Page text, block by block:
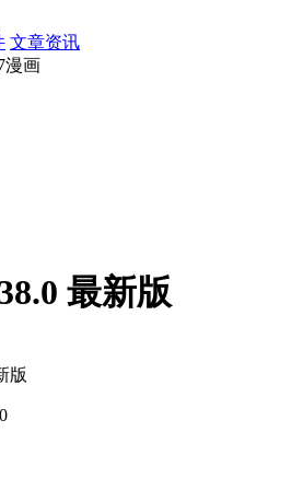
文章资讯
漫画
最新版
版